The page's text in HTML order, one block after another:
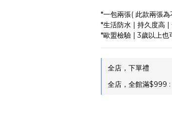
*一包兩張( 此款兩張為
*生活防水 | 持久度高 |
*歐盟檢驗 | 3歲以上也
全店，下單禮
全店，全館滿$999 :